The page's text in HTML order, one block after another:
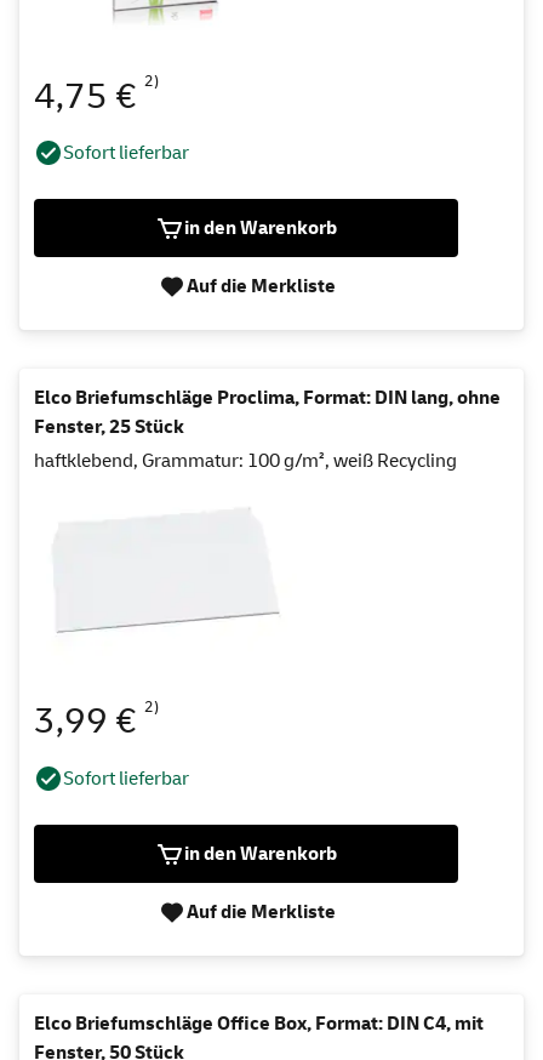
4,75 € 2)
Sofort lieferbar
in den Warenkorb
Auf die Merkliste
Elco Briefumschläge Proclima, Format: DIN lang, ohne
Fenster, 25 Stück
haftklebend, Grammatur: 100 g/m², weiß Recycling
3,99 € 2)
Sofort lieferbar
in den Warenkorb
Auf die Merkliste
Elco Briefumschläge Office Box, Format: DIN C4, mit
Fenster, 50 Stück